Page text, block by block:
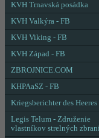
KVH Trnavská posádka
KVH Valkýra - FB
KVH Viking - FB
KVH Západ - FB
ZBROJNICE.COM
KHPAaSZ - FB
Kriegsberichter des Heeres
Legis Telum - Združenie
vlastníkov strelných